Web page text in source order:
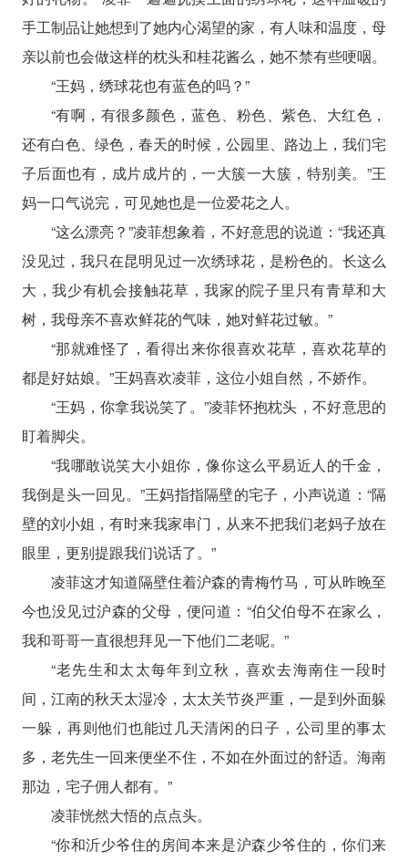
手工制品让她想到了她内心渴望的家，有人味和温度，母
亲以前也会做这样的枕头和桂花酱么，她不禁有些哽咽。
“王妈，绣球花也有蓝色的吗？”
“有啊，有很多颜色，蓝色、粉色、紫色、大红色，
还有白色、绿色，春天的时候，公园里、路边上，我们宅
子后面也有，成片成片的，一大簇一大簇，特别美。”王
妈一口气说完，可见她也是一位爱花之人。
“这么漂亮？”凌菲想象着，不好意思的说道：“我还真
没见过，我只在昆明见过一次绣球花，是粉色的。长这么
大，我少有机会接触花草，我家的院子里只有青草和大
树，我母亲不喜欢鲜花的气味，她对鲜花过敏。”
“那就难怪了，看得出来你很喜欢花草，喜欢花草的
都是好姑娘。”王妈喜欢凌菲，这位小姐自然，不娇作。
“王妈，你拿我说笑了。”凌菲怀抱枕头，不好意思的
盯着脚尖。
“我哪敢说笑大小姐你，像你这么平易近人的千金，
我倒是头一回见。”王妈指指隔壁的宅子，小声说道：“隔
壁的刘小姐，有时来我家串门，从来不把我们老妈子放在
眼里，更别提跟我们说话了。”
凌菲这才知道隔壁住着沪森的青梅竹马，可从昨晚至
今也没见过沪森的父母，便问道：“伯父伯母不在家么，
我和哥哥一直很想拜见一下他们二老呢。”
“老先生和太太每年到立秋，喜欢去海南住一段时
间，江南的秋天太湿冷，太太关节炎严重，一是到外面躲
一躲，再则他们也能过几天清闲的日子，公司里的事太
多，老先生一回来便坐不住，不如在外面过的舒适。海南
那边，宅子佣人都有。”
凌菲恍然大悟的点点头。
“你和沂少爷住的房间本来是沪森少爷住的，你们来